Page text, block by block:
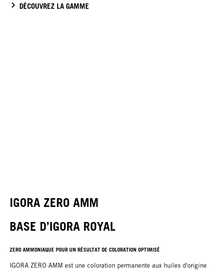
DÉCOUVREZ LA GAMME
IGORA ZERO AMM
BASE D’IGORA ROYAL
ZERO AMMONIAQUE POUR UN RÉSULTAT DE COLORATION OPTIMISÉ
IGORA ZERO AMM est une coloration permanente aux huiles d'origine